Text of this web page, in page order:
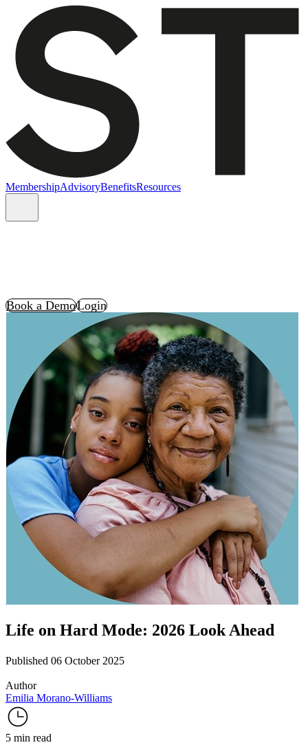
MembershipAdvisoryBenefitsResources
Book a DemoLogin
Life on Hard Mode: 2026 Look Ahead
Published 06 October 2025
Author
Emilia Morano-Williams
5 min read